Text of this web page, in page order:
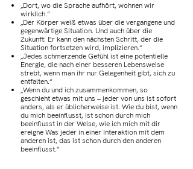
„Dort, wo die Sprache aufhört, wohnen wir
wirklich.“
„Der Körper weiß etwas über die vergangene und
gegenwärtige Situation. Und auch über die
Zukunft: Er kann den nächsten Schritt, der die
Situation fortsetzen wird, implizieren.“
„Jedes schmerzende Gefühl ist eine potentielle
Energie, die nach einer besseren Lebensweise
strebt, wenn man ihr nur Gelegenheit gibt, sich zu
entfalten.“
„Wenn du und ich zusammenkommen, so
geschieht etwas mit uns – jeder von uns ist sofort
anders, als er üblicherweise ist. Wie du bist, wenn
du mich beeinflusst, ist schon durch mich
beeinflusst in der Weise, wie ich mich mit dir
ereigne Was jeder in einer Interaktion mit dem
anderen ist, das ist schon durch den anderen
beeinflusst.“